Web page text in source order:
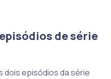
de série
dois episódios da série